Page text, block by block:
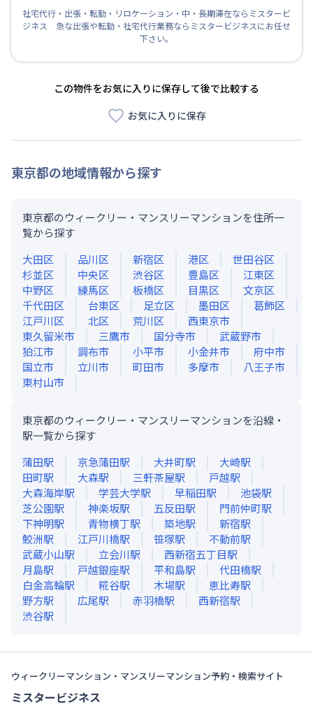
社宅代行・出張・転勤・リロケーション・中・長期滞在ならミスタービ
ジネス 急な出張や転勤・社宅代行業務ならミスタービジネスにお任せ
下さい。
この物件をお気に入りに保存して後で比較する
お気に入りに保存
東京都の地域情報から探す
東京都のウィークリー・マンスリーマンションを住所一
覧から探す
大田区
品川区 新宿区 港区
世田谷区
杉並区
中央区 渋谷区 豊島区
江東区
中野区
練馬区 板橋区 目黒区
文京区
千代田区
台東区 足立区 墨田区
葛飾区
江戸川区
北区 荒川区
西東京市
東久留米市
三鷹市 国分寺市
武蔵野市
狛江市
調布市 小平市 小金井市
府中市
国立市
立川市 町田市 多摩市
八王子市
東村山市
東京都のウィークリー・マンスリーマンションを沿線・
駅一覧から探す
蒲田駅 京急蒲田駅 大井町駅 大崎駅
田町駅 大森駅 三軒茶屋駅 戸越駅
大森海岸駅 学芸大学駅 早稲田駅 池袋駅
芝公園駅 神楽坂駅 五反田駅 門前仲町駅
下神明駅 青物横丁駅 築地駅 新宿駅
鮫洲駅 江戸川橋駅 笹塚駅 不動前駅
武蔵小山駅 立会川駅 西新宿五丁目駅
月島駅 戸越銀座駅 平和島駅 代田橋駅
白金高輪駅 糀谷駅 木場駅 恵比寿駅
野方駅 広尾駅 赤羽橋駅 西新宿駅
渋谷駅
ウィークリーマンション・マンスリーマンション予約・検索サイト
ミスタービジネス